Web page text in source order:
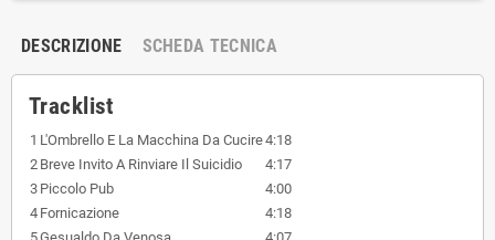
DESCRIZIONE SCHEDA TECNICA
Tracklist
1 L'Ombrello E La Macchina Da Cucire4:18
2 Breve Invito A Rinviare Il Suicidio
4:17
3 Piccolo Pub
4:00
4 Fornicazione
4:18